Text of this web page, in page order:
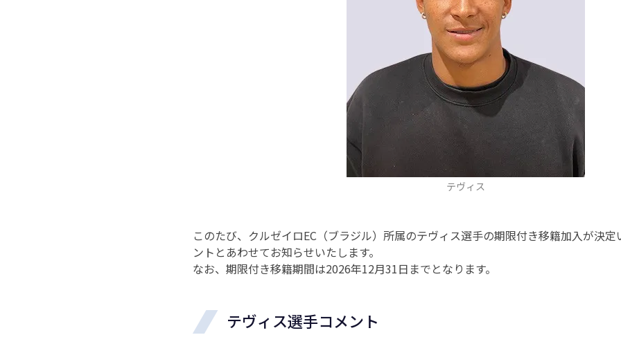
テヴィス
このたび、クルゼイロEC（ブラジル）所属のテヴィス選手の期限付き移籍加入が決
ントとあわせてお知らせいたします。
なお、期限付き移籍期間は2026年12月31日までとなります。
テヴィス選手コメント